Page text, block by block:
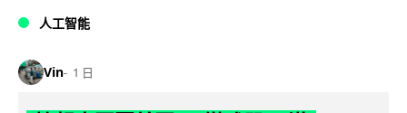
人工智能
Vin 1 日